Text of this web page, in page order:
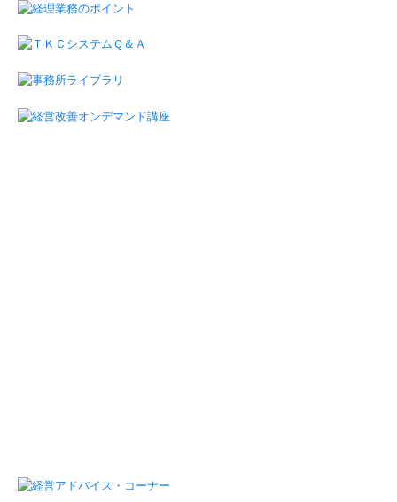
リンク集
お問合せ
FX4クラウド
戦略財務情報システム